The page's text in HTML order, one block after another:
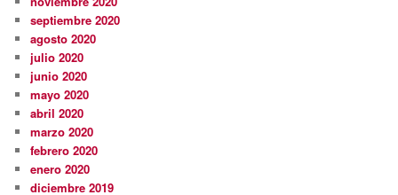
septiembre 2020
agosto 2020
julio 2020
junio 2020
mayo 2020
abril 2020
marzo 2020
febrero 2020
enero 2020
diciembre 2019